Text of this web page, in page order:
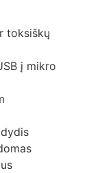
toksiškų
į mikro